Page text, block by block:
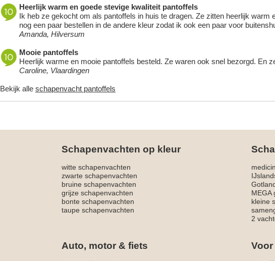
Heerlijk warm en goede stevige kwaliteit pantoffels
Ik heb ze gekocht om als pantoffels in huis te dragen. Ze zitten heerlijk warm
nog een paar bestellen in de andere kleur zodat ik ook een paar voor
Amanda, Hilversum
Mooie pantoffels
Heerlijk warme en mooie pantoffels besteld. Ze waren ook snel bezorgd. En
Caroline, Vlaardingen
Bekijk alleschapenvacht pantoffels
Schapenvachten op kleur
witte schapenvachten
zwarte schapenvachten
bruine schapenvachten
grijze schapenvachten
MEGA
bonte schapenvachten
kleine
taupe schapenvachten
2
Auto, motor & fiets